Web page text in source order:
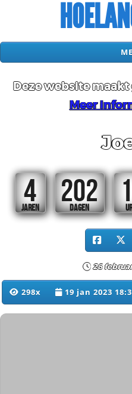
Deze website
Meer
4
JAREN
202
DAGEN
28
298x 19 jan 2023